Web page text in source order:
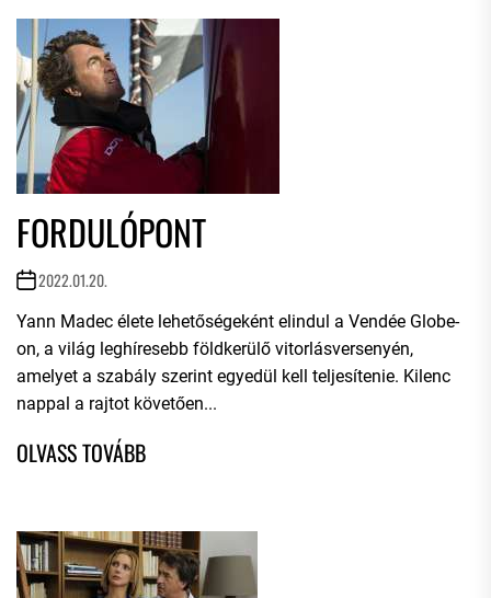
FORDULÓPONT
2022.01.20.
Yann Madec élete lehetőségeként elindul a Vendée Globe-
on, a világ leghíresebb földkerülő vitorlásversenyén,
amelyet a szabály szerint egyedül kell teljesítenie. Kilenc
nappal a rajtot követően...